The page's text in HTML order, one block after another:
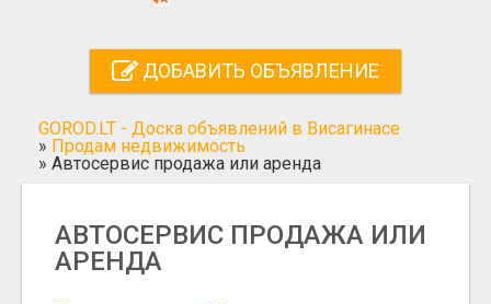
Поиск
ДОБАВИТЬ ОБЪЯВЛЕНИЕ
GOROD.LT - Доска объявлений в Висагинасе
» Продам недвижимость
» Автосервис продажа или аренда
АВТОСЕРВИС ПРОДАЖА ИЛИ
АРЕНДА